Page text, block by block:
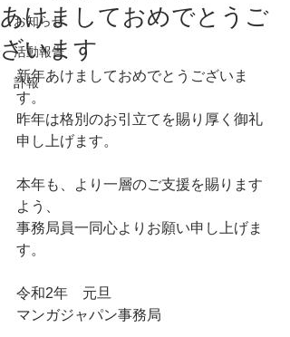
お知らせ
活動報告
訃報
あけましておめでとうご
ざいます
新年あけましておめでとうございま
す。
昨年は格別のお引立てを賜り厚く御礼
申し上げます。
本年も、より一層のご支援を賜ります
よう、
事務局員一同心よりお願い申し上げま
す。
令和2年　元旦
マンガジャパン事務局